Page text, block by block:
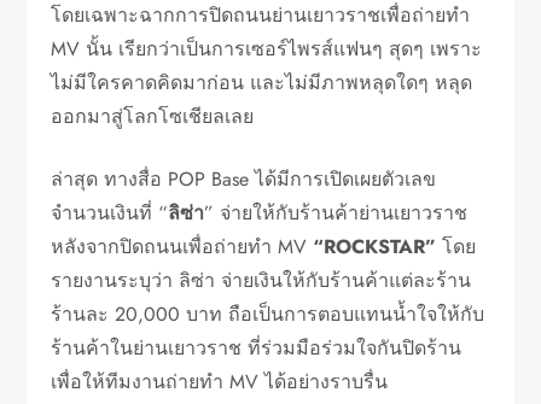
โดยเฉพาะฉากการปิดถนนย่านเยาวราชเพื่อถ่ายทำ
MV นั้น เรียกว่าเป็นการเซอร์ไพรส์แฟนๆ สุดๆ เพราะ
ไม่มีใครคาดคิดมาก่อน และไม่มีภาพหลุดใดๆ หลุด
ออกมาสู่โลกโซเชียลเลย
ล่าสุด ทางสื่อ POP Base ได้มีการเปิดเผยตัวเลข
จำนวนเงินที่ “ลิซ่า” จ่ายให้กับร้านค้าย่านเยาวราช
หลังจากปิดถนนเพื่อถ่ายทำ MV “ROCKSTAR”โดย
รายงานระบุว่า ลิซ่า จ่ายเงินให้กับร้านค้าแต่ละร้าน
ร้านละ 20,000 บาท ถือเป็นการตอบแทนน้ำใจให้กับ
ร้านค้าในย่านเยาวราช ที่ร่วมมือร่วมใจกันปิดร้าน
เพื่อให้ทีมงานถ่ายทำ MV ได้อย่างราบรื่น